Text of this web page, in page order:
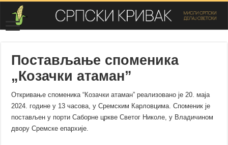
Постављање споменика
„Козачки атаман”
Откривање споменика “Козачки атаман” реализовано је 20. маја
2024. године у 13 часова, у Сремским Карловцима. Споменик је
постављен у порти Саборне цркве Светог Николе, у Владичином
двору Сремске епархије.